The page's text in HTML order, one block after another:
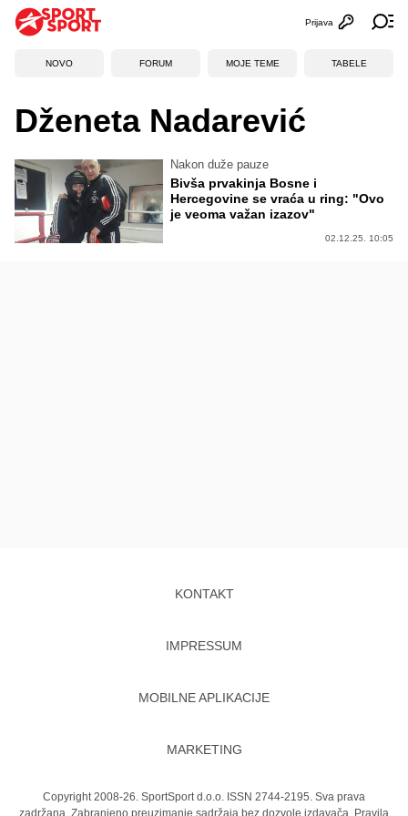
Otvori
Prijava
NOVO FORUM MOJE TEME TABELE
Dženeta Nadarević
Nakon duže pauze
Bivša prvakinja Bosne i
Hercegovine se vraća u ring: "Ovo
je veoma važan izazov"
02.12.25. 10:05
KONTAKT
IMPRESSUM
MOBILNE APLIKACIJE
MARKETING
Copyright 2008-26. SportSport d.o.o. ISSN 2744-2195. Sva prava
zadržana. Zabranjeno preuzimanje sadržaja bez dozvole izdavača.
Pravila